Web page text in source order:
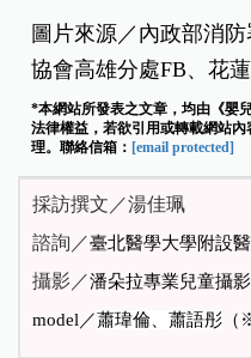
圖片來源／內政部消
協會高雄分處FB、花
*本網站所發表之文章，均由《嬰
法律權益，若欲引用或轉載網站
理。聯絡信箱： [email protected]
採訪撰文／湯佳珮
諮詢／臺北醫學大學附設
攝影／潘朵拉專業兒童攝影
model／蕭瑋倫、蕭語彤